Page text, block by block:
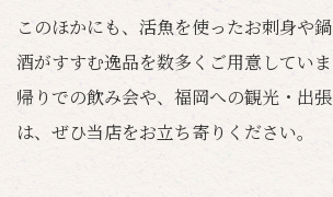
このほかにも、活魚を使ったお刺身や
酒がすすむ逸品を数多くご用意してい
帰りでの飲み会や、福岡への観光・出
は、ぜひ当店をお立ち寄りください。